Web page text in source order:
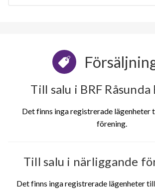
Till salu i BRF
Det finns inga registrerade lägenheter
förening.
Till salu i närliggande
Det finns inga registrerade lägenheter till